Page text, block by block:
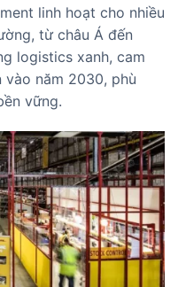
linh hoạt cho nhiều
từ châu Á đến
logistics xanh, cam
năm 2030, phù
vững.